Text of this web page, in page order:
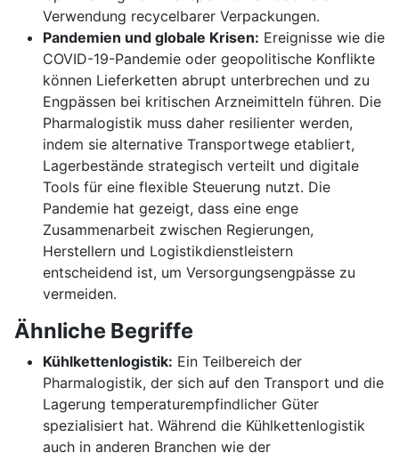
Verwendung recycelbarer Verpackungen.
Pandemien und globale Krisen: Ereignisse wie die
COVID-19-Pandemie oder geopolitische Konflikte
können Lieferketten abrupt unterbrechen und zu
Engpässen bei kritischen Arzneimitteln führen. Die
Pharmalogistik muss daher resilienter werden,
indem sie alternative Transportwege etabliert,
Lagerbestände strategisch verteilt und digitale
Tools für eine flexible Steuerung nutzt. Die
Pandemie hat gezeigt, dass eine enge
Zusammenarbeit zwischen Regierungen,
Herstellern und Logistikdienstleistern
entscheidend ist, um Versorgungsengpässe zu
vermeiden.
Ähnliche Begriffe
Kühlkettenlogistik: Ein Teilbereich der
Pharmalogistik, der sich auf den Transport und die
Lagerung temperaturempfindlicher Güter
spezialisiert hat. Während die Kühlkettenlogistik
auch in anderen Branchen wie der